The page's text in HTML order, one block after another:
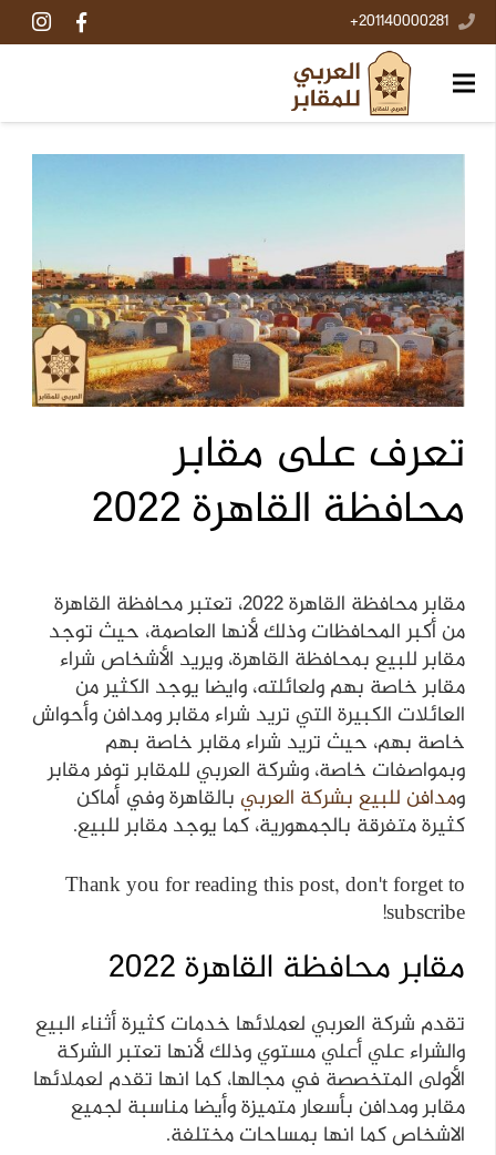
201140000281+
تعرف على مقابر
محافظة القاهرة 2022
مقابر محافظة القاهرة 2022، تعتبر محافظة القاهرة
من أكبر المحافظات وذلك لأنها العاصمة، حيث توجد
مقابر للبيع بمحافظة القاهرة، ويريد الأشخاص شراء
مقابر خاصة بهم ولعائلته، وايضا يوجد الكثير من
العائلات الكبيرة التي تريد شراء مقابر ومدافن وأحواش
خاصة بهم، حيث تريد شراء مقابر خاصة بهم
وبمواصفات خاصة، وشركة العربي للمقابر توفر مقابر
ومدافن للبيع بشركة العربيبالقاهرة وفي أماكن
كثيرة متفرقة بالجمهورية، كما يوجد مقابر للبيع.
Thank you for reading this post, don't forget to
subscribe!
مقابر محافظة القاهرة 2022
تقدم شركة العربي لعملائها خدمات كثيرة أثناء البيع
والشراء علي أعلي مستوي وذلك لأنها تعتبر الشركة
الأولى المتخصصة في مجالها، كما انها تقدم لعملائها
مقابر ومدافن بأسعار متميزة وأيضا مناسبة لجميع
الاشخاص كما انها بمساحات مختلفة.